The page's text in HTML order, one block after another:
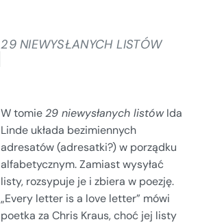
29 NIEWYSŁANYCH LISTÓW
W tomie29 niewysłanych listówIda
Linde układa bezimiennych
adresatów (adresatki?) w porządku
alfabetycznym. Zamiast wysyłać
listy, rozsypuje je i zbiera w poezję.
„Every letter is a love letter” mówi
poetka za Chris Kraus, choć jej listy